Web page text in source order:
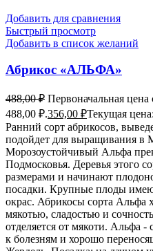
Добавить для сравнения
Быстрый просмотр
Добавить в список желаний
Абрикос «АЛЬФА»
488,00₽ Первоначальная цена
488,00 ₽.356,00 ₽Текущая
Ранний сорт абрикосов,
подойдет для выращивания в
Морозоустойчивый Альфа
Подмосковья. Деревья этого
размерами и начинают
посадки. Крупные плоды
окрас. Абрикосы сорта Альфа
мякотью, сладостью и
отделяется от мякоти. Альфа
к болезням и хорошо